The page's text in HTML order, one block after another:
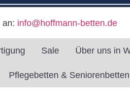
an: info@hoffmann-betten.de
Sale Über uns in
Pflegebetten & Seniorenbetten